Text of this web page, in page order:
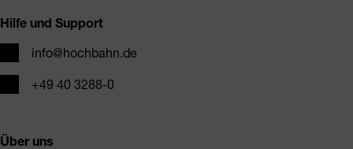
Hilfe und Support
E-Mailinfo@hochbahn.de
Telefon+49 40 3288-0
Über uns